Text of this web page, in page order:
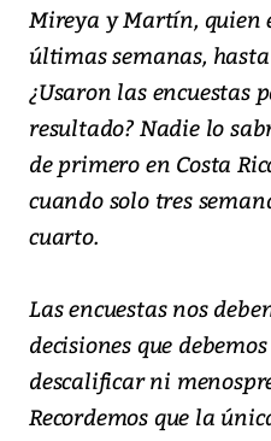
Mireya y Martín, quien
últimas semanas,
¿Usaron las encuestas
resultado? Nadie lo
de primero en Costa
cuando solo tres
cuarto.
Las encuestas nos
decisiones que
descalificar ni
Recordemos que la